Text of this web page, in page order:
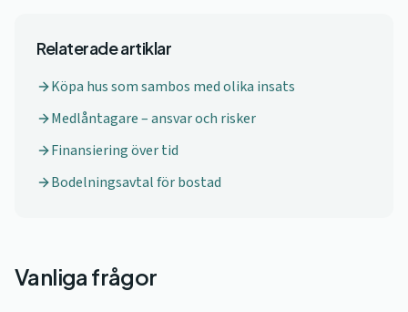
Relaterade artiklar
Köpa hus som sambos med olika insats
Medlåntagare – ansvar och risker
Finansiering över tid
Bodelningsavtal för bostad
Vanliga frågor